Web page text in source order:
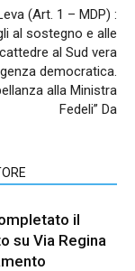
(Art. 1 – MDP) :
al sostegno e alle
cattedre al Sud vera
democratica.
alla Ministra
Fedeli” Da
il
su Via Regina